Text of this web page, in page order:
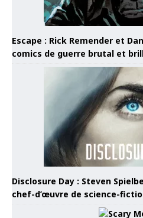
Escape : Rick Remender et
comics de guerre brutal et
Disclosure Day : Steven
chef-d’œuvre de science-